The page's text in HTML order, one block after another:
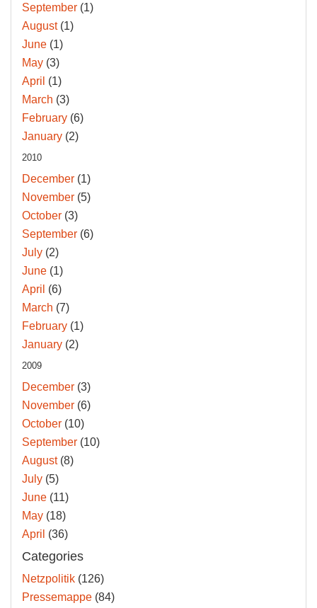
September (1)
August(1)
June (1)
May (3)
April (1)
March (3)
February (6)
January (2)
2010
December (1)
November (5)
October (3)
September (6)
July (2)
June (1)
April (6)
March (7)
February (1)
January (2)
2009
December (3)
November (6)
October (10)
September (10)
August(8)
July (5)
June (11)
May (18)
April (36)
Categories
Netzpolitik (126)
Pressemappe (84)